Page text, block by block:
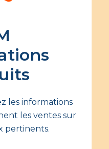
les informations
les ventes sur
pertinents.